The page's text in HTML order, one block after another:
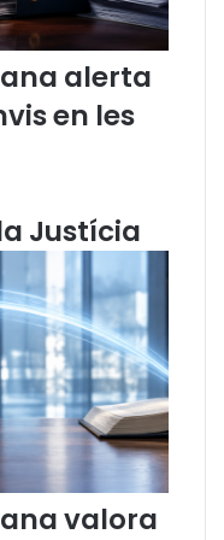
alerta
en les
Justícia
valora